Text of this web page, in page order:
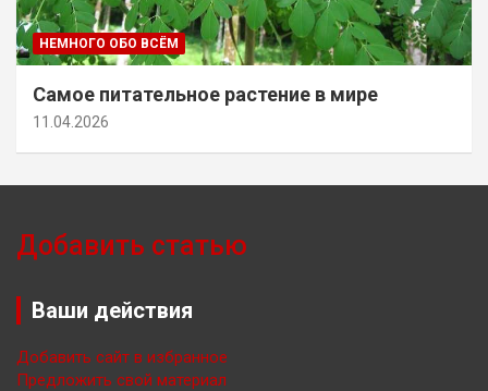
НЕМНОГО ОБО ВСЁМ
Самое питательное растение в мире
11.04.2026
Добавить статью
Ваши действия
Добавить сайт в избранное
Предложить свой материал